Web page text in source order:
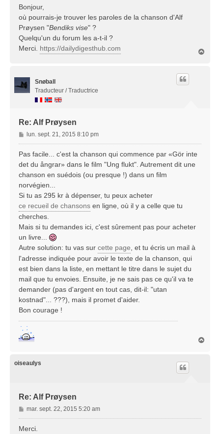
s
s
g
e
Bonjour,
où pourrais-je trouver les paroles de la chanson d'Alf
Prøysen "Bendiks vise" ?
Quelqu'un du forum les a-t-il ?
Merci. https://dailydigesthub.com
Snøball
Traducteur / Traductrice
Re: Alf Prøysen
M
e
a
g
e
lun. sept. 21, 2015 8:10 pm
Pas facile... c'est la chanson qui commence par «Gör inte
det du ångrar» dans le film "Ung flukt". Autrement dit une
chanson en suédois (ou presque !) dans un film
norvégien...
Si tu as 295 kr à dépenser, tu peux acheter
ce recueil de chansons en ligne, où il y a celle que tu
cherches.
Mais si tu demandes ici, c'est sûrement pas pour acheter
un livre...
Autre solution: tu vas sur cette page , et tu écris un mail à
l'adresse indiquée pour avoir le texte de la chanson, qui
est bien dans la liste, en mettant le titre dans le sujet du
mail que tu envoies. Ensuite, je ne sais pas ce qu'il va te
demander (pas d'argent en tout cas, dit-il: "utan
kostnad"... ???), mais il promet d'aider.
Bon courage !
oiseaulys
Re: Alf Prøysen
M
e
mar. sept. 22, 2015 5:20 am
Merci.